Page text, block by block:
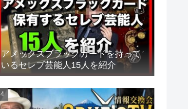
アメックスブラックカードを持って
いるセレブ芸能人15人を紹介